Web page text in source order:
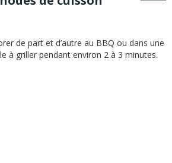
de part et d’autre au BBQ ou dans une
à griller pendant environ 2 à 3 minutes.